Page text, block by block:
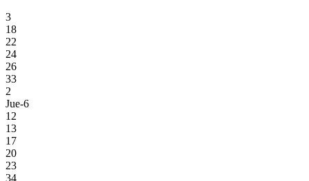
3
18
22
24
26
33
2
Jue-6
12
13
17
20
23
34